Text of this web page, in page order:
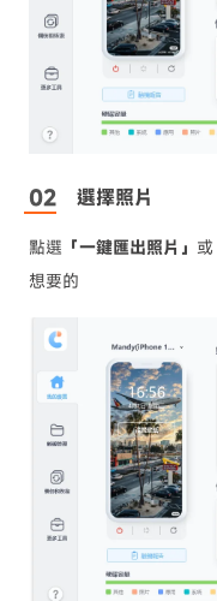
選擇照片
點選 「一鍵匯出照片」 或
想要的